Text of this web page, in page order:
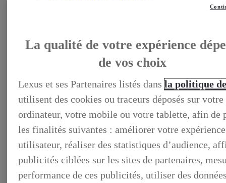
La qualité de votre expérience
de vos choix
Lexus et ses Partenaires listés dansla politique
utilisent des cookies ou traceurs déposés sur votre
ordinateur, votre mobile ou votre tablette, afin de
les finalités suivantes : améliorer votre expérience
utilisateur, réaliser des statistiques d’audience,
publicités ciblées sur les sites de partenaires,
performance de ces publicités, utiliser des